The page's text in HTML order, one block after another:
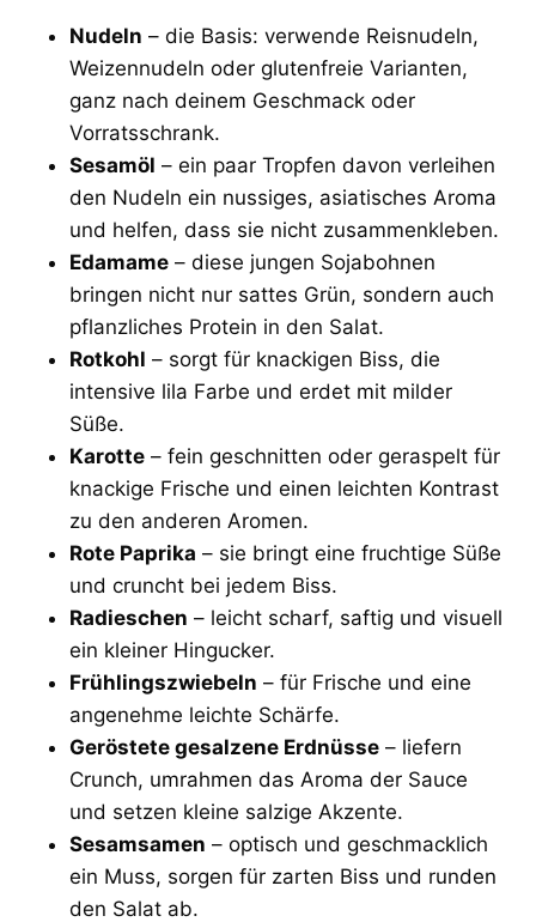
Nudeln – die Basis: verwende Reisnudeln,
Weizennudeln oder glutenfreie Varianten,
ganz nach deinem Geschmack oder
Vorratsschrank.
Sesamöl – ein paar Tropfen davon verleihen
den Nudeln ein nussiges, asiatisches Aroma
und helfen, dass sie nicht zusammenkleben.
Edamame – diese jungen Sojabohnen
bringen nicht nur sattes Grün, sondern auch
pflanzliches Protein in den Salat.
Rotkohl – sorgt für knackigen Biss, die
intensive lila Farbe und erdet mit milder
Süße.
Karotte – fein geschnitten oder geraspelt für
knackige Frische und einen leichten Kontrast
zu den anderen Aromen.
Rote Paprika – sie bringt eine fruchtige Süße
und cruncht bei jedem Biss.
Radieschen – leicht scharf, saftig und visuell
ein kleiner Hingucker.
Frühlingszwiebeln – für Frische und eine
angenehme leichte Schärfe.
Geröstete gesalzene Erdnüsse – liefern
Crunch, umrahmen das Aroma der Sauce
und setzen kleine salzige Akzente.
Sesamsamen – optisch und geschmacklich
ein Muss, sorgen für zarten Biss und runden
den Salat ab.